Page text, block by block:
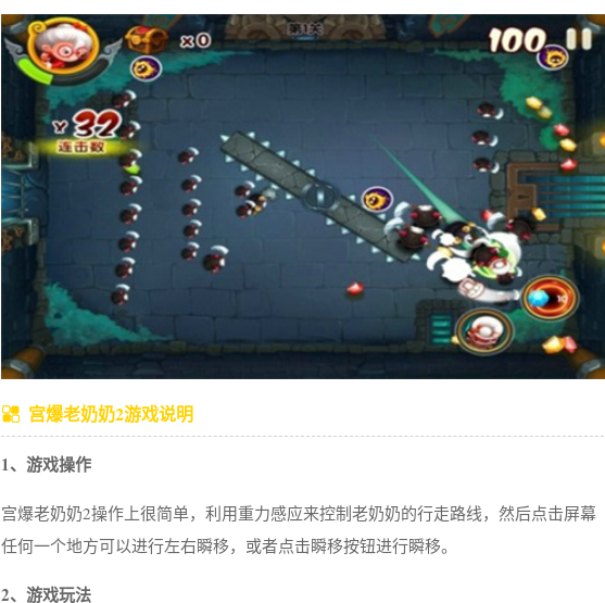
宫爆老奶奶2游戏说明
1、游戏操作
宫爆老奶奶2操作上很简单，利用重力感应来控制老奶奶的行走路线，然后点击屏幕
任何一个地方可以进行左右瞬移，或者点击瞬移按钮进行瞬移。
2、游戏玩法